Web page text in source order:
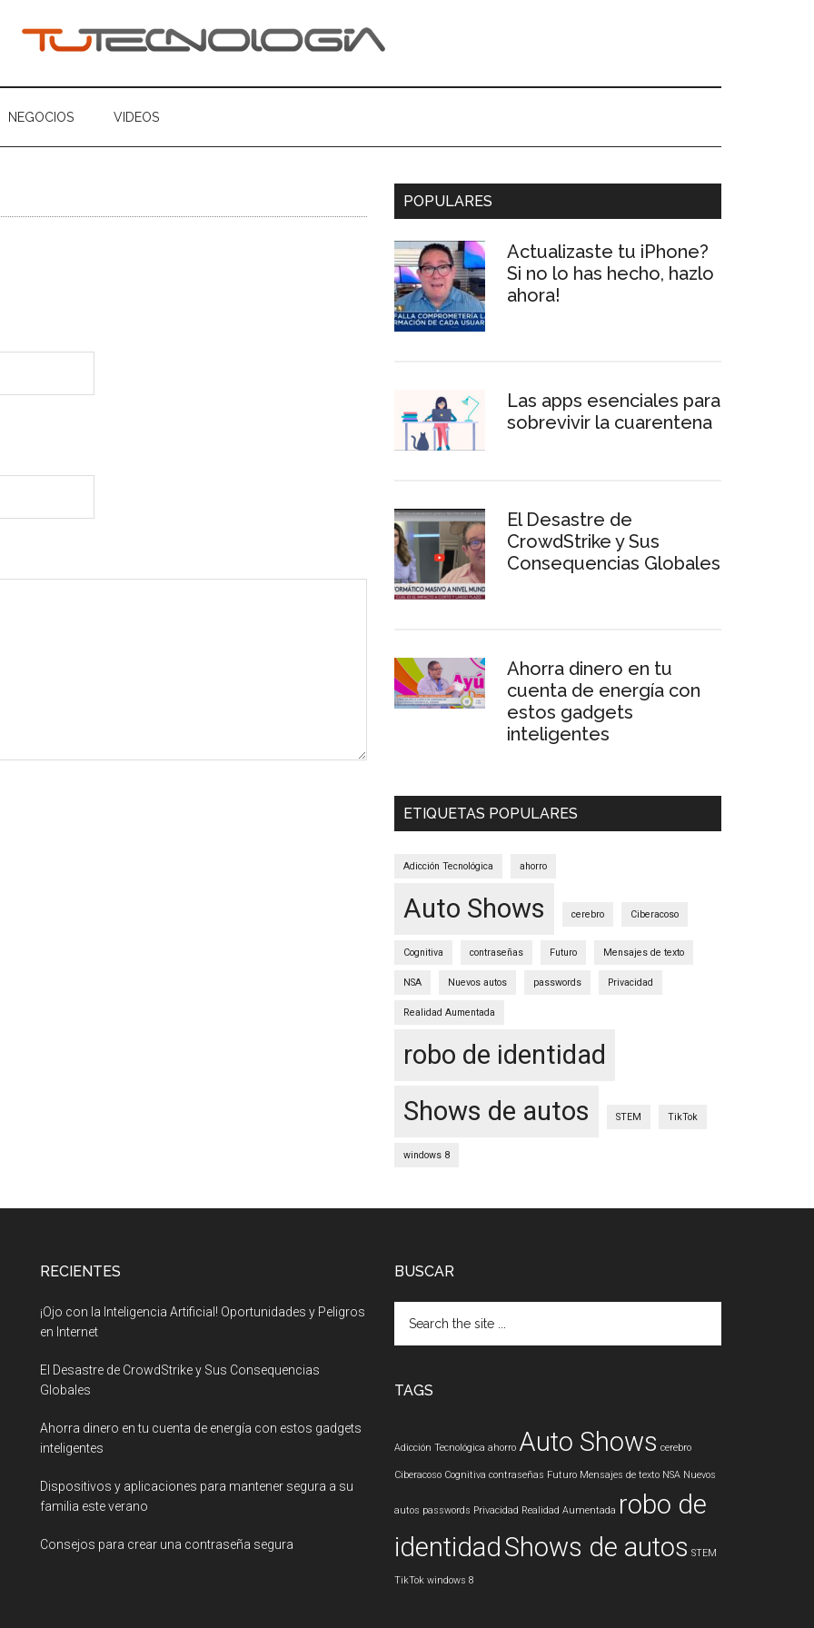
NEGOCIOS VIDEOS
Primary
POPULARES
Actualizaste tu iPhone?
Si no lo has hecho, hazlo
ahora!
Las apps esenciales para
sobrevivir la cuarentena
El Desastre de
CrowdStrike y Sus
Consequencias Globales
Ahorra dinero en tu
cuenta de energía con
estos gadgets
inteligentes
ETIQUETAS POPULARES
Adicción Tecnológica ahorro
Auto Shows cerebro Ciberacoso
Cognitiva contraseñas Futuro Mensajes de texto
NSA Nuevos autos passwords Privacidad
Realidad Aumentada
robo de identidad
Shows de autos
STEM TikTok
windows 8
RECIENTES
¡Ojo con la Inteligencia Artificial! Oportunidades y Peligros
en Internet
El Desastre de CrowdStrike y Sus Consequencias
Globales
Ahorra dinero en tu cuenta de energía con estos gadgets
inteligentes
Dispositivos y aplicaciones para mantener segura a su
familia este verano
Consejos para crear una contraseña segura
BUSCAR
the
TAGS
Adicción Tecnológica ahorro Auto Shows cerebro
Ciberacoso Cognitiva contraseñas Futuro Mensajes de texto NSA Nuevos
autos passwords Privacidad Realidad Aumentada robo de
identidadShows de autos STEM
TikTok windows 8